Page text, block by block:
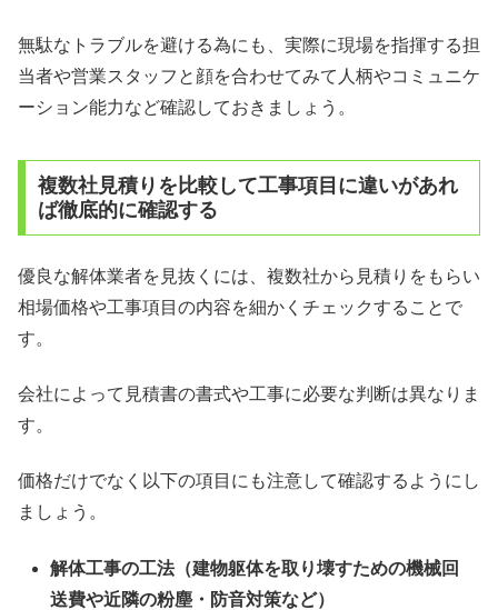
無駄なトラブルを避ける為にも、実際に現場を指揮する担
当者や営業スタッフと顔を合わせてみて人柄やコミュニケ
ーション能力など確認しておきましょう。
複数社見積りを比較して工事項目に違いがあれ
ば徹底的に確認する
優良な解体業者を見抜くには、複数社から見積りをもらい
相場価格や工事項目の内容を細かくチェックすることで
す。
会社によって見積書の書式や工事に必要な判断は異なりま
す。
価格だけでなく以下の項目にも注意して確認するようにし
ましょう。
解体工事の工法（建物躯体を取り壊すための機械回
送費や近隣の粉塵・防音対策など）